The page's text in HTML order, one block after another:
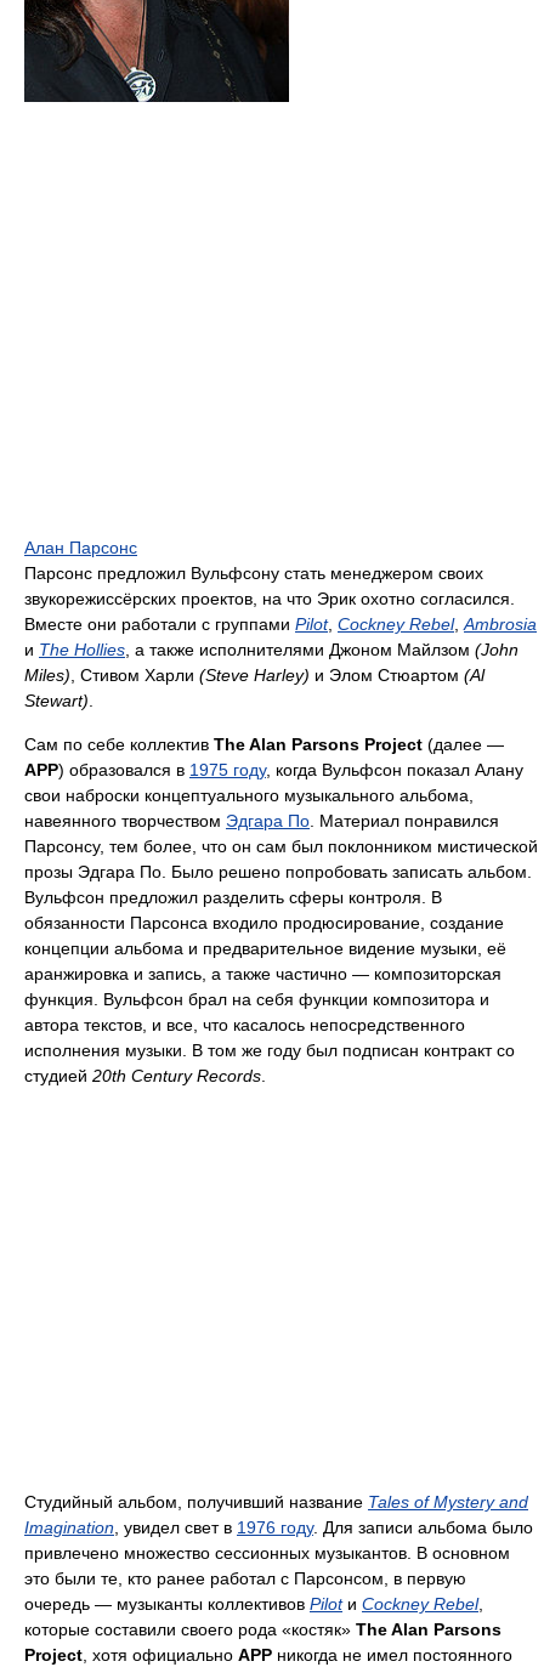
Алан Парсонс
Парсонс предложил Вульфсону стать менеджером своих
звукорежиссёрских проектов, на что Эрик охотно согласился.
Вместе они работали с группами Pilot, Cockney Rebel,Ambrosia
и The Hollies, а также исполнителями Джоном Майлзом (John
Miles), Стивом Харли (Steve Harley) и Элом Стюартом (Al
Stewart).
Сам по себе коллектив The Alan Parsons Project (далее —
APP) образовался в 1975 году, когда Вульфсон показал Алану
свои наброски концептуального музыкального альбома,
навеянного творчеством Эдгара По. Материал понравился
Парсонсу, тем более, что он сам был поклонником мистической
прозы Эдгара По. Было решено попробовать записать альбом.
Вульфсон предложил разделить сферы контроля. В
обязанности Парсонса входило продюсирование, создание
концепции альбома и предварительное видение музыки, её
аранжировка и запись, а также частично — композиторская
функция. Вульфсон брал на себя функции композитора и
автора текстов, и все, что касалось непосредственного
исполнения музыки. В том же году был подписан контракт со
студией 20th Century Records.
Студийный альбом, получивший название Tales of Mystery and
Imagination, увидел свет в 1976 году. Для записи альбома было
привлечено множество сессионных музыкантов. В основном
это были те, кто ранее работал с Парсонсом, в первую
очередь — музыканты коллективов Pilotи Cockney Rebel,
которые составили своего рода «костяк» The Alan Parsons
Project, хотя официально APP никогда не имел постоянного